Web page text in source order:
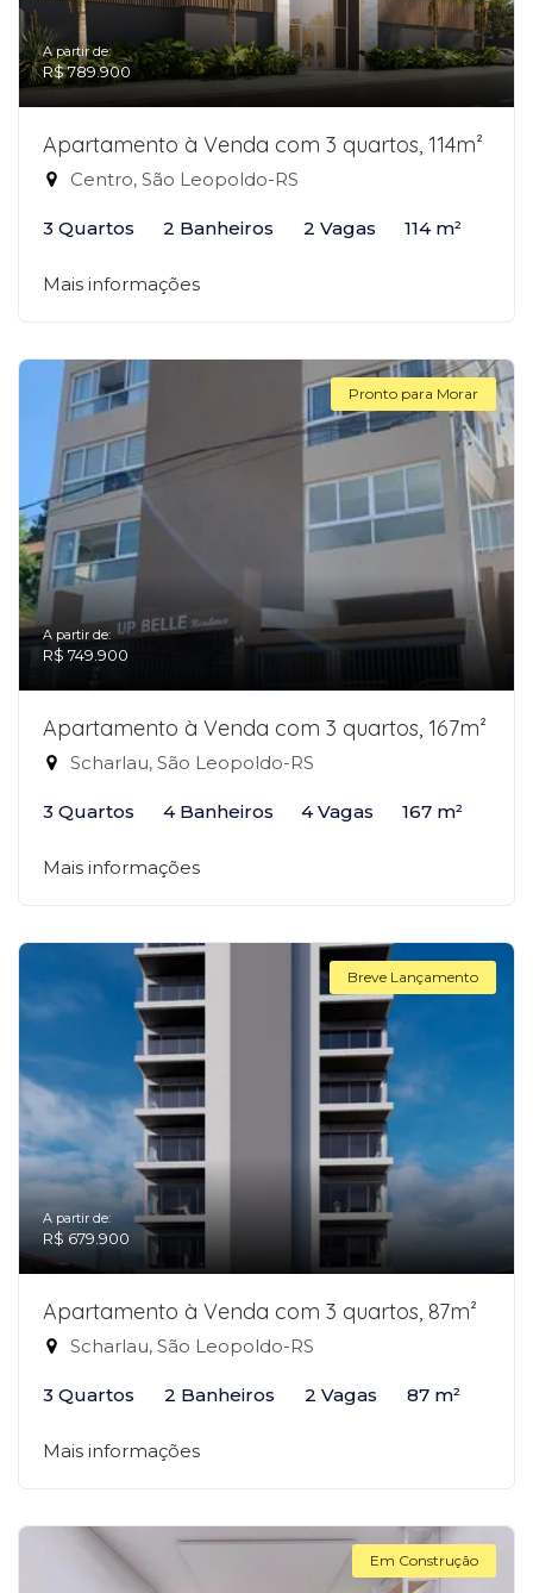
A partir de:
R$ 789.900
Apartamento à Venda com 3 quartos, 114m²
Centro, São Leopoldo-RS
3 Quartos 2 Banheiros 2 Vagas 114 m²
Mais informações
Pronto para Morar
A partir de:
R$ 749.900
Apartamento à Venda com 3 quartos, 167m²
Scharlau, São Leopoldo-RS
3 Quartos 4 Banheiros 4 Vagas 167 m²
Mais informações
Breve Lançamento
A partir de:
R$ 679.900
Apartamento à Venda com 3 quartos, 87m²
Scharlau, São Leopoldo-RS
3 Quartos 2 Banheiros 2 Vagas 87 m²
Mais informações
Em Construção